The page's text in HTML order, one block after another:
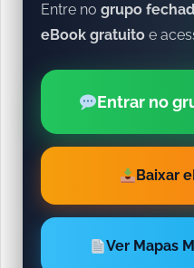
Entre no grupo
eBook gratuito e
Entrar no
Baixar
Ver Mapas